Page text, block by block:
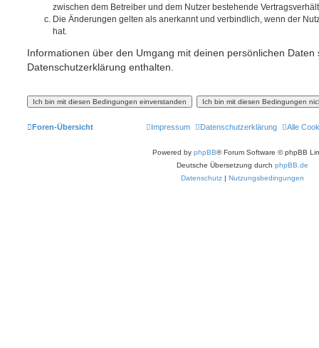
zwischen dem Betreiber und dem Nutzer bestehende
Die Änderungen gelten als anerkannt und verbindlich, wenn der
hat.
Informationen über den Umgang mit deinen persönlichen Daten
Datenschutzerklärung enthalten.
Foren-Übersicht Alle
Datenschutzerklärung
Impressum
Powered by phpBB® Forum Software © phpBB
Deutsche Übersetzung durch phpBB.de
Datenschutz | Nutzungsbedingungen